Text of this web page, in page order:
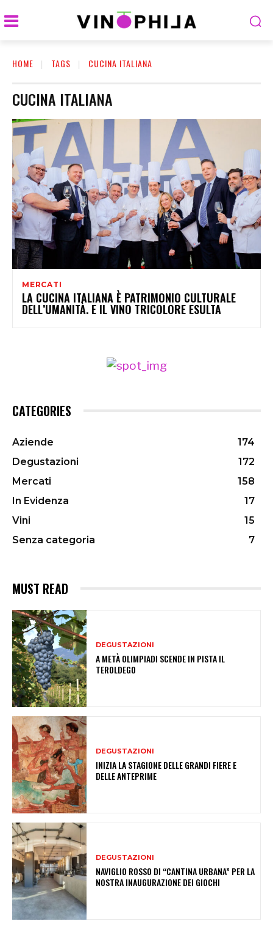
HOME TAGS CUCINA ITALIANA
CUCINA ITALIANA
MERCATI
LA CUCINA ITALIANA È PATRIMONIO CULTURALE
DELL’UMANITÀ. E IL VINO TRICOLORE ESULTA
CATEGORIES
Aziende
174
Degustazioni
172
Mercati
158
In Evidenza
17
Vini
15
Senza categoria
7
MUST READ
DEGUSTAZIONI
A METÀ OLIMPIADI SCENDE IN PISTA IL
TEROLDEGO
DEGUSTAZIONI
INIZIA LA STAGIONE DELLE GRANDI FIERE E
DELLE ANTEPRIME
DEGUSTAZIONI
NAVIGLIO ROSSO DI “CANTINA URBANA” PER LA
NOSTRA INAUGURAZIONE DEI GIOCHI